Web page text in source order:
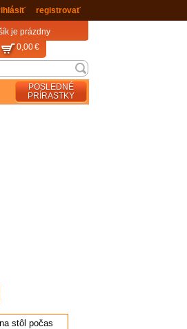
registrovať
máte zadarmo
je prázdny
0,00 €
POSLEDNÉ
PRÍRASTKY
stôl počas